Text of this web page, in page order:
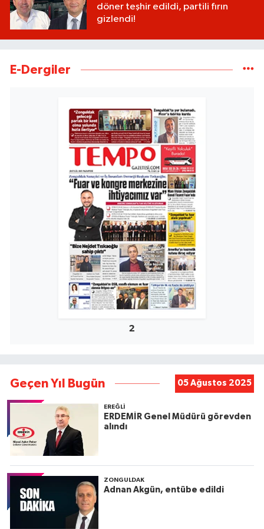
döner teşhir edildi, partili fırın
gizlendi!
E-Dergiler
2
Geçen Yıl Bugün 05 Ağustos 2025
EREĞLI
ERDEMİR Genel Müdürü görevden
alındı
ZONGULDAK
Adnan Akgün, entübe edildi